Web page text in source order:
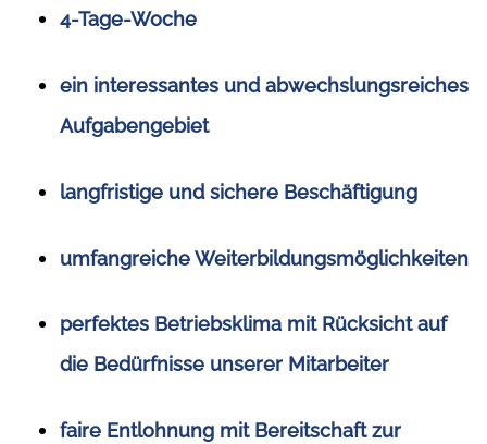
4-Tage-Woche
ein interessantes und abwechslungsreiches
Aufgabengebiet
langfristige und sichere Beschäftigung
umfangreiche Weiterbildungsmöglichkeiten
perfektes Betriebsklima mit Rücksicht auf
die Bedürfnisse unserer Mitarbeiter
faire Entlohnung mit Bereitschaft zur